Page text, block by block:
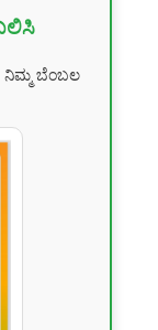
ಬೆಂಬಲ